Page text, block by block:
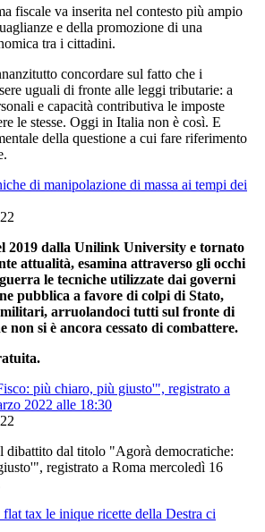
fiscale va inserita nel contesto più ampio
e della promozione di una
tra i cittadini.
concordare sul fatto che i
uguali di fronte alle leggi tributarie: a
e capacità contributiva le imposte
le stesse. Oggi in Italia non è così. E
della questione a cui fare riferimento
di manipolazione di massa ai tempi dei
2019 dalla Unilink University e tornato
attualità, esamina attraverso gli occhi
le tecniche utilizzate dai governi
pubblica a favore di colpi di Stato,
arruolandoci tutti sul fronte di
non si è ancora cessato di combattere.
più chiaro, più giusto'", registrato a
2022 alle 18:30
dibattito dal titolo "Agorà democratiche:
registrato a Roma mercoledì 16
tax le inique ricette della Destra ci